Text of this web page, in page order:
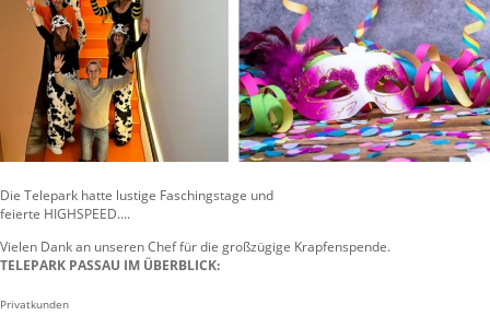
Die Telepark hatte lustige Faschingstage und
feierte HIGHSPEED....
Vielen Dank an unseren Chef für die großzügige Krapfenspende.
TELEPARK PASSAU IM ÜBERBLICK:
Privatkunden